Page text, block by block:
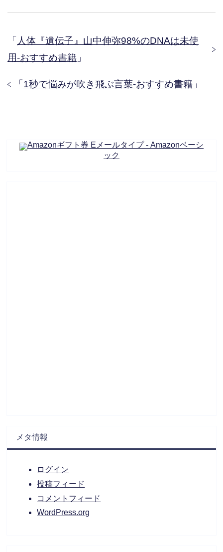
「 人体『遺伝子』山中伸弥98%のDNAは未使
用-おすすめ書籍 」
「1秒で悩みが吹き飛ぶ言葉-おすすめ書籍 」
Amazonギフト券 Eメールタイプ - Amazonベーシ
ック
メタ情報
ログイン
投稿フィード
コメントフィード
WordPress.org